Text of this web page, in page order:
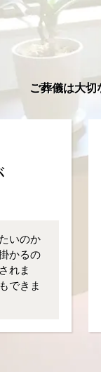
ご葬儀は大切
いのか
かるの
れま
できま